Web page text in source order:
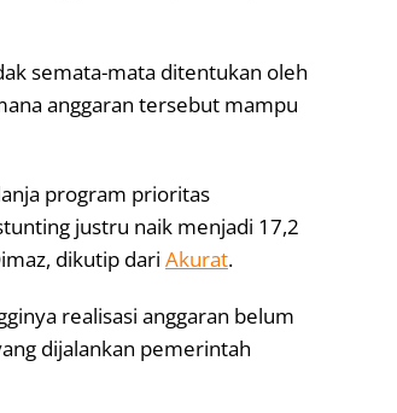
semata-mata ditentukan oleh
anggaran tersebut mampu
program prioritas
justru naik menjadi 17,2
dikutip dari Akurat.
realisasi anggaran belum
dijalankan pemerintah